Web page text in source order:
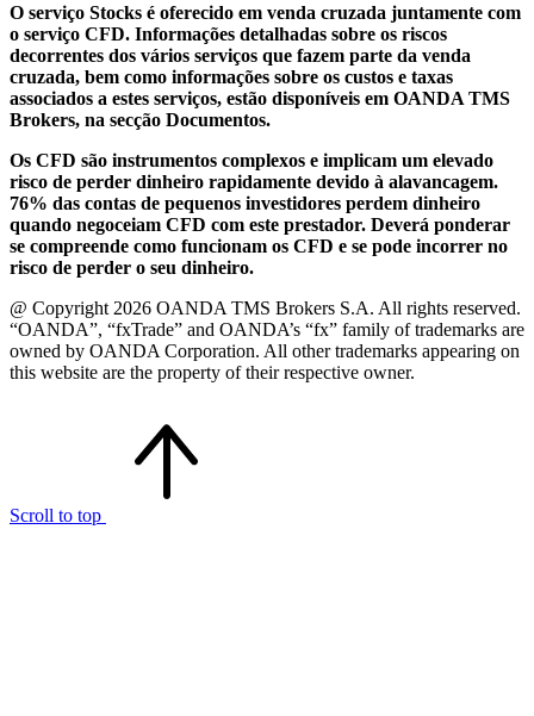
O serviço Stocks é oferecido em venda cruzada juntamente com
o serviço CFD. Informações detalhadas sobre os riscos
decorrentes dos vários serviços que fazem parte da venda
cruzada, bem como informações sobre os custos e taxas
associados a estes serviços, estão disponíveis em OANDA TMS
Brokers, na secção Documentos.
Os CFD são instrumentos complexos e implicam um elevado
risco de perder dinheiro rapidamente devido à alavancagem.
76% das contas de pequenos investidores perdem dinheiro
quando negoceiam CFD com este prestador. Deverá ponderar
se compreende como funcionam os CFD e se pode incorrer no
risco de perder o seu dinheiro.
@ Copyright 2026 OANDA TMS Brokers S.A. All rights reserved.
“OANDA”, “fxTrade” and OANDA’s “fx” family of trademarks are
owned by OANDA Corporation. All other trademarks appearing on
this website are the property of their respective owner.
Scroll to top